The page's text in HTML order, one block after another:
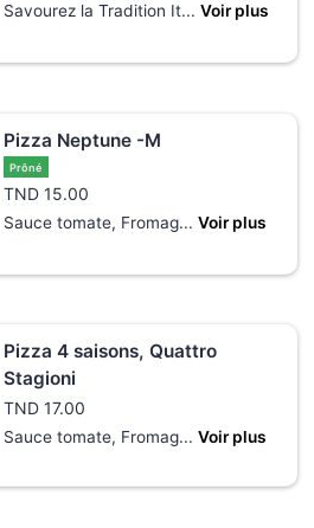
Savourez la Tradition It... Voir plus
Pizza Neptune -M
Prôné
TND 15.00
Sauce tomate, Fromag... Voir plus
Pizza 4 saisons, Quattro
Stagioni
TND 17.00
Sauce tomate, Fromag... Voir plus